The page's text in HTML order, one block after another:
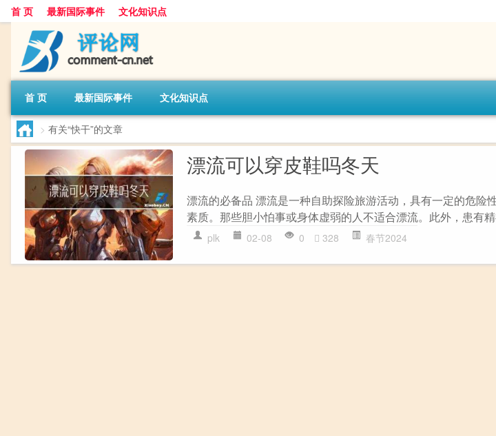
首 页 最新国际事件 文化知识点
首 页 最新国际事件 文化知识点
> 有关“快干”的文章
漂流可以穿皮鞋吗冬天
漂流的必备品 漂流是一种自助探险旅游活动，具有一定的危险
素质。那些胆小怕事或身体虚弱的人不适合漂流。此外，患有
plk 02-08 0 328 春节2024